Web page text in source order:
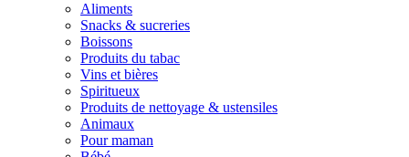
Aliments
Snacks & sucreries
Boissons
Produits du tabac
Vins et bières
Spiritueux
Produits de nettoyage & ustensiles
Animaux
Pour maman